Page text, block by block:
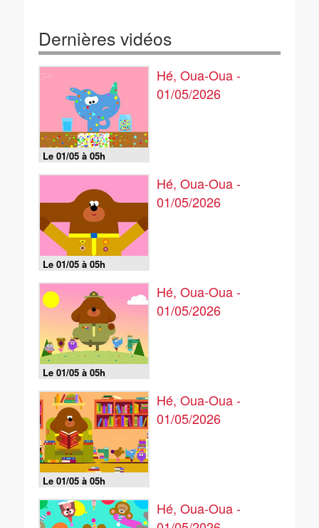
Dernières vidéos
Le 01/05 à 05h
Hé, Oua-Oua -
01/05/2026
Le 01/05 à 05h
Hé, Oua-Oua -
01/05/2026
Le 01/05 à 05h
Hé, Oua-Oua -
01/05/2026
Le 01/05 à 05h
Hé, Oua-Oua -
01/05/2026
Hé, Oua-Oua -